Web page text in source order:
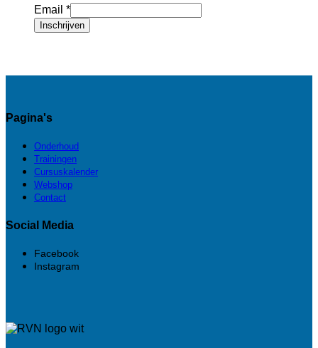
Email *
Inschrijven
Pagina's
Onderhoud
Trainingen
Cursuskalender
Webshop
Contact
Social Media
Facebook
Instagram